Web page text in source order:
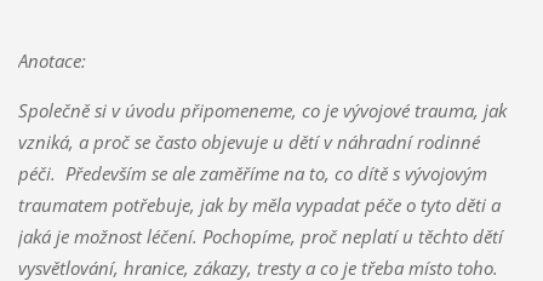
Anotace:
Společně si v úvodu připomeneme, co je vývojové trauma, jak
vzniká, a proč se často objevuje u dětí v náhradní rodinné
péči. Především se ale zaměříme na to, co dítě s vývojovým
traumatem potřebuje, jak by měla vypadat péče o tyto děti a
jaká je možnost léčení. Pochopíme, proč neplatí u těchto dětí
vysvětlování, hranice, zákazy, tresty a co je třeba místo toho.